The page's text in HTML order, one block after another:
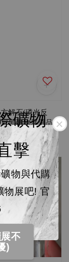
礦物
擊
物與代購
物展吧! 官
不
)
解石(磷光反
尼黑礦物展選品